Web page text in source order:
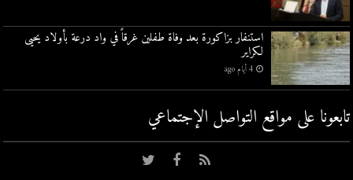
استنفار بزاكورة بعد وفاة طفلين غرقاً في واد درعة بأولاد يحيى
لكراير
4 أيام ago
تابعونا على مواقع التواصل اﻹجتماعي